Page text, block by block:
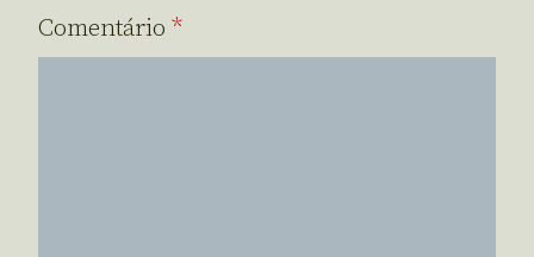
Comentário *